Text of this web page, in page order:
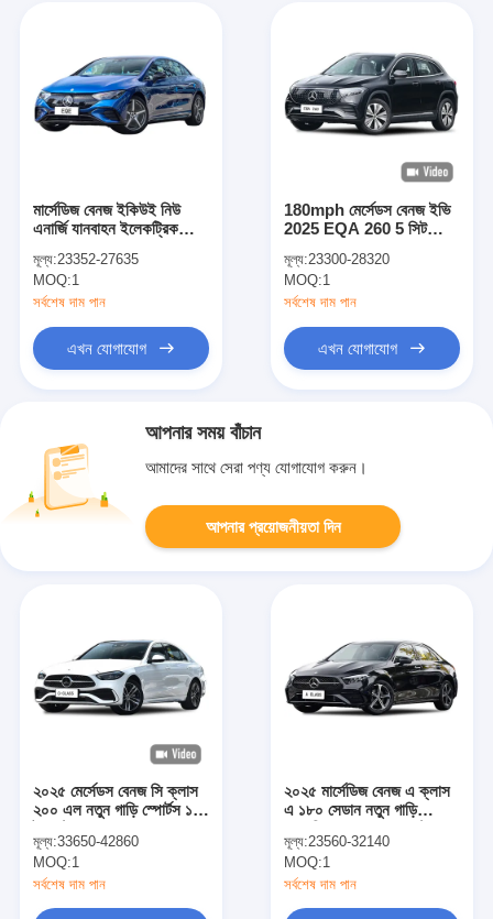
মার্সেডিজ বেনজ ইকিউই নিউ
এনার্জি যানবাহন ইলেকট্রিক
গাড়ি
মূল্য:23352-27635
MOQ:1
সর্বশেষ দাম পান
এখন যোগাযোগ
180mph মের্সেডস বেনজ ইভি
2025 EQA 260 5 সিট
মূল্য:23300-28320
MOQ:1
সর্বশেষ দাম পান
এখন যোগাযোগ
আপনার সময় বাঁচান
আমাদের সাথে সেরা পণ্য যোগাযোগ করুন।
আপনার প্রয়োজনীয়তা দিন
২০২৫ মের্সেডস বেনজ সি ক্লাস
২০০ এল নতুন গাড়ি স্পোর্টস ১.৫
মূল্য:33650-42860
MOQ:1
সর্বশেষ দাম পান
২০২৫ মার্সেডিজ বেনজ এ ক্লাস
এ ১৮০ সেডান নতুন গাড়ি
যানবাহন
মূল্য:23560-32140
MOQ:1
সর্বশেষ দাম পান